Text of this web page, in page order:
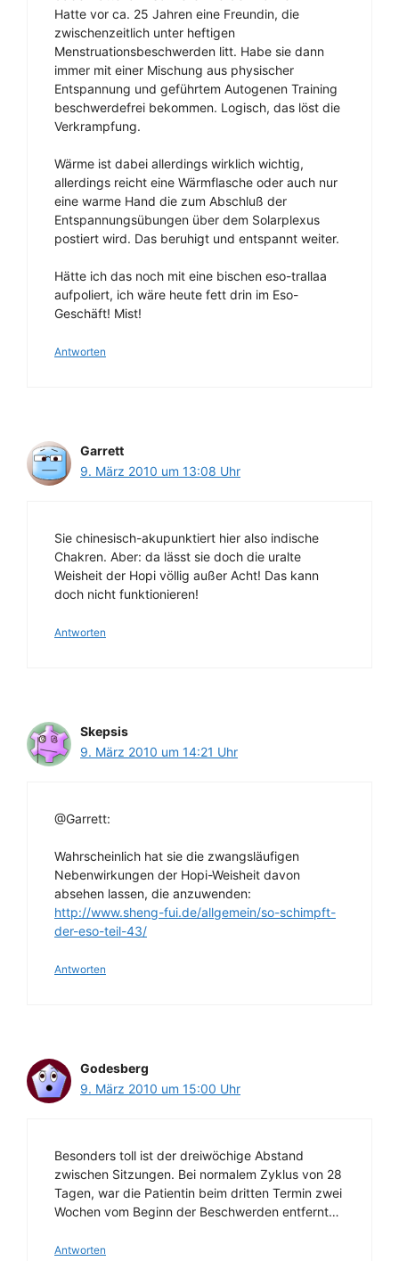
Hatte vor ca. 25 Jahren eine Freundin, die
zwischenzeitlich unter heftigen
Menstruationsbeschwerden litt. Habe sie dann
immer mit einer Mischung aus physischer
Entspannung und geführtem Autogenen Training
beschwerdefrei bekommen. Logisch, das löst die
Verkrampfung.
Wärme ist dabei allerdings wirklich wichtig,
allerdings reicht eine Wärmflasche oder auch nur
eine warme Hand die zum Abschluß der
Entspannungsübungen über dem Solarplexus
postiert wird. Das beruhigt und entspannt weiter.
Hätte ich das noch mit eine bischen eso-trallaa
aufpoliert, ich wäre heute fett drin im Eso-
Geschäft! Mist!
Antworten
Garrett
9. März 2010 um 13:08 Uhr
Sie chinesisch-akupunktiert hier also indische
Chakren. Aber: da lässt sie doch die uralte
Weisheit der Hopi völlig außer Acht! Das kann
doch nicht funktionieren!
Antworten
Skepsis
9. März 2010 um 14:21 Uhr
@Garrett:
Wahrscheinlich hat sie die zwangsläufigen
Nebenwirkungen der Hopi-Weisheit davon
absehen lassen, die anzuwenden:
http://www.sheng-fui.de/allgemein/so-schimpft-
der-eso-teil-43/
Antworten
Godesberg
9. März 2010 um 15:00 Uhr
Besonders toll ist der dreiwöchige Abstand
zwischen Sitzungen. Bei normalem Zyklus von 28
Tagen, war die Patientin beim dritten Termin zwei
Wochen vom Beginn der Beschwerden entfernt…
Antworten